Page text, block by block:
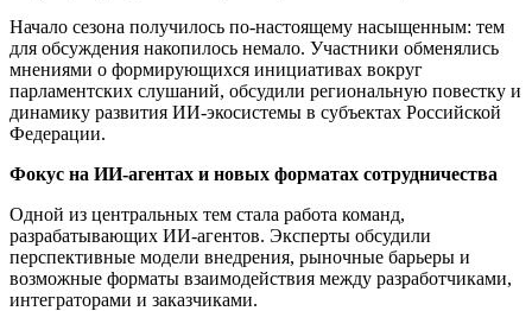
Начало сезона получилось по-настоящему насыщенным: тем
для обсуждения накопилось немало. Участники обменялись
мнениями о формирующихся инициативах вокруг
парламентских слушаний, обсудили региональную повестку и
динамику развития ИИ-экосистемы в субъектах Российской
Федерации.
Фокус на ИИ-агентах и новых форматах сотрудничества
Одной из центральных тем стала работа команд,
разрабатывающих ИИ-агентов. Эксперты обсудили
перспективные модели внедрения, рыночные барьеры и
возможные форматы взаимодействия между разработчиками,
интеграторами и заказчиками.